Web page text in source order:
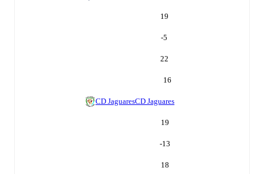
19
-5
22
16
CD JaguaresCD Jaguares
19
-13
18